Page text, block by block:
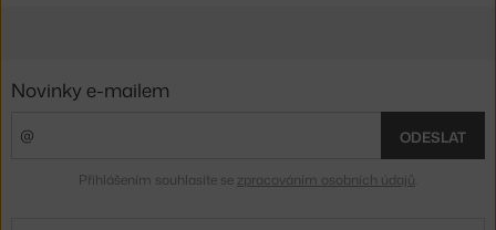
Novinky e-mailem
ODESLAT
Přihlášením souhlasíte se zpracováním osobních údajů